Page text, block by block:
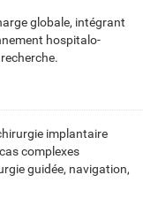
globale, intégrant
hospitalo-
implantaire
complexes
guidée, navigation,